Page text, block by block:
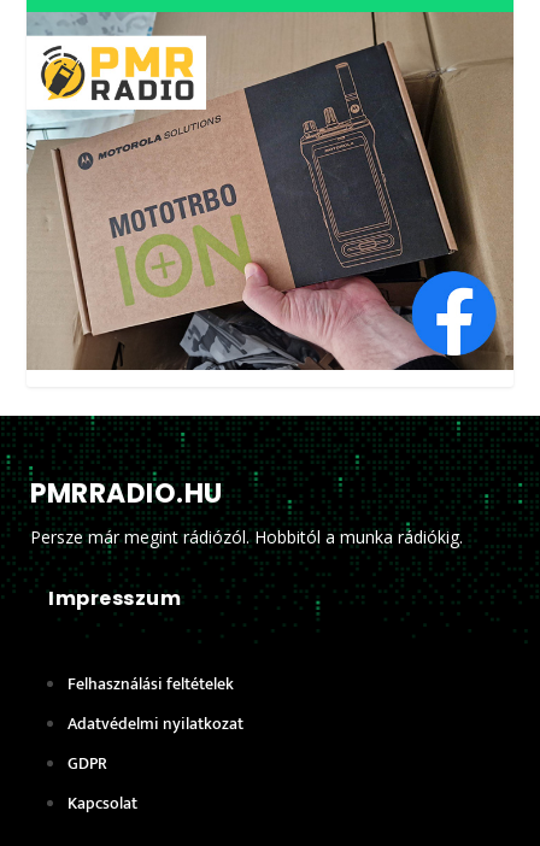
PMRRADIO.HU
Persze már megint rádiózól. Hobbitól a munka rádiókig.
Impresszum
Felhasználási feltételek
Adatvédelmi nyilatkozat
GDPR
Kapcsolat